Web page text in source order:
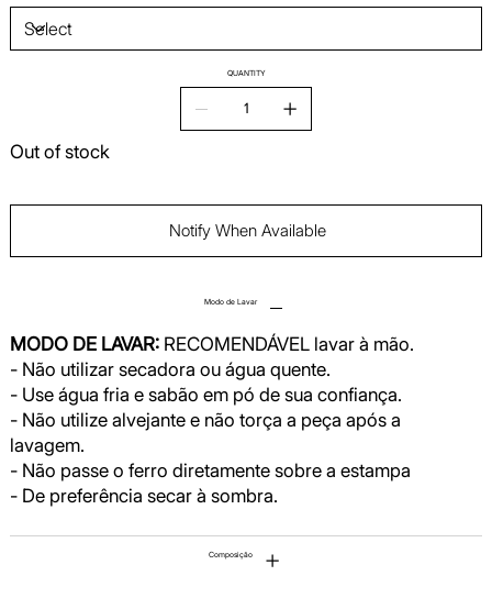
QUANTITY
Out of stock
Notify When Available
Modo de Lavar
MODO DE LAVAR: RECOMENDÁVEL lavar à mão.
- Não utilizar secadora ou água quente.
- Use água fria e sabão em pó de sua confiança.
- Não utilize alvejante e não torça a peça após a
lavagem.
- Não passe o ferro diretamente sobre a estampa
- De preferência secar à sombra.
Composição